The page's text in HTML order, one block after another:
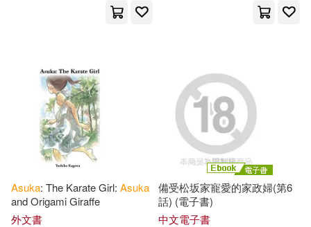
Asuka: The Karate Girl: Asuka
and Origami Giraffe
外文書
備受松坂家寵愛的家政婦(第6
話) (電子書)
中文電子書